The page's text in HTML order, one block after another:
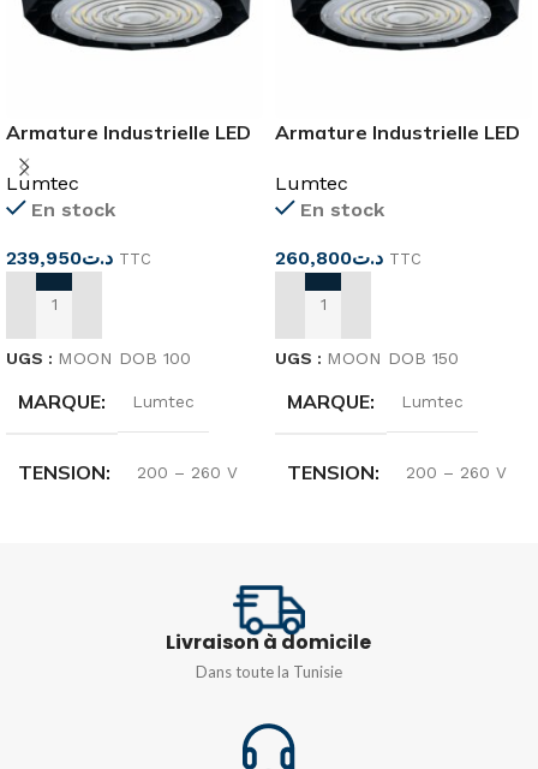
Armature Industrielle LED
100W MOONDOB
Lumtec
En stock
د.ت239,950 TTC
AJOUTER AU PANIER
UGS : MOON DOB 100
MARQUE Lumtec
TENSION 200 – 260 V
Driver intégré avec PCB
Armature Industrielle LED
Lumtec
En stock
د.ت260,800 TTC
AJOUTER AU PANIER
UGS : MOON DOB 150
MARQUE Lumtec
TENSION 200 – 260 V
DESCRIPTION
Driver intégré avec PCB
MATIÈRE
Livraison à domicile
Dans toute la Tunisie